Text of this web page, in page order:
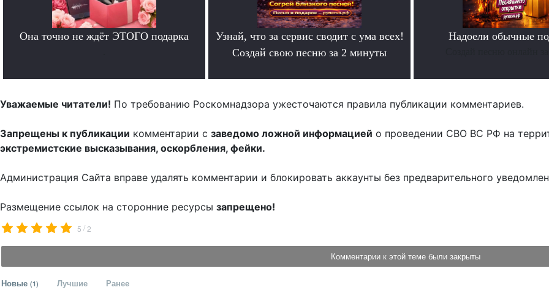
Она точно не ждёт ЭТОГО подарка
Узнай, что за сервис сводит с ума всех!
Создай свою песню за 2 минуты
Надоели обычные
Уважаемые читатели! По требованию Роскомнадзора ужесточаются правила публикации комментариев.
Запрещены к публикации комментарии с заведомо ложной информацией о проведении СВО ВС РФ на
экстремистские высказывания, оскорбления, фейки.
Администрация Сайта вправе удалять комментарии и блокировать аккаунты без предварительного
Размещение ссылок на сторонние ресурсы запрещено!
5 /2
Комментарии к этой теме были закрыты
Новые (1) Лучшие Ранее